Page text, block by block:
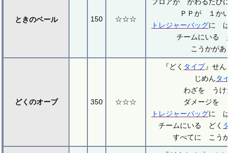
ときのベール 150 ☆☆☆
ＰＰが １か
トレジャーバッグに は
チームにいる
こうかがあ
どくのオーブ 350 ☆☆☆
『どく タイプ』せ
じめんタ
わざを うけ
ダメージを
トレジャーバッグに は
チームにいる どく
すべてに こう